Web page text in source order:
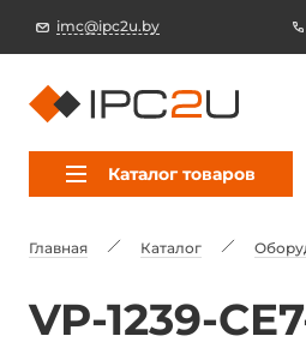
imc@ipc2u.by
Каталог товаров
Главная Каталог
VP-1239-